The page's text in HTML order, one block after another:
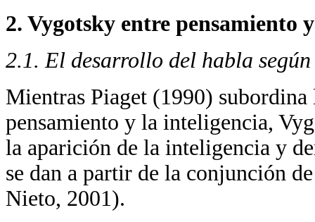
2. Vygotsky entre pensamiento
2.1. El desarrollo del habla según
Mientras Piaget (1990)
pensamiento y la inteligencia,
la aparición de la inteligencia y
se dan a partir de la conjunción
Nieto, 2001).